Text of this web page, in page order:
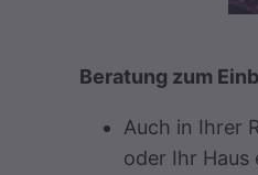
Beratung zum
Auch in Ihrer
oder Ihr Haus